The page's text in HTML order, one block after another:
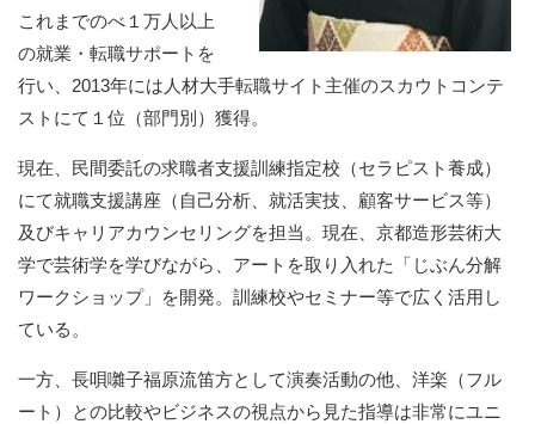
これまでのべ１万人以上
の就業・転職サポートを
行い、2013年には人材大手転職サイト主催のスカウトコンテ
ストにて１位（部門別）獲得。
現在、民間委託の求職者支援訓練指定校（セラピスト養成）
にて就職支援講座（自己分析、就活実技、顧客サービス等）
及びキャリアカウンセリングを担当。現在、京都造形芸術大
学で芸術学を学びながら、アートを取り入れた「じぶん分解
ワークショップ」を開発。訓練校やセミナー等で広く活用し
ている。
一方、長唄囃子福原流笛方として演奏活動の他、洋楽（フル
ート）との比較やビジネスの視点から見た指導は非常にユニ